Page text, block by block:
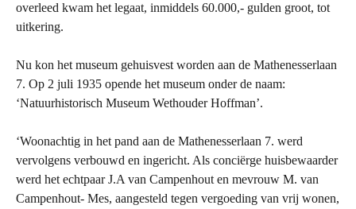
overleed kwam het legaat, inmiddels 60.000,- gulden groot, tot
uitkering.
Nu kon het museum gehuisvest worden aan de Mathenesserlaan
7. Op 2 juli 1935 opende het museum onder de naam:
‘Natuurhistorisch Museum Wethouder Hoffman’.
‘Woonachtig in het pand aan de Mathenesserlaan 7. werd
vervolgens verbouwd en ingericht. Als conciërge huisbewaarder
werd het echtpaar J.A van Campenhout en mevrouw M. van
Campenhout- Mes, aangesteld tegen vergoeding van vrij wonen,